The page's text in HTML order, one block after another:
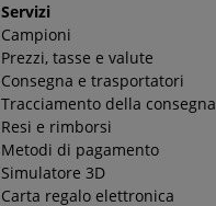
Servizi
Campioni
Prezzi, tasse e valute
Consegna e trasportatori
Tracciamento della consegna
Resi e rimborsi
Metodi di pagamento
Simulatore 3D
Carta regalo elettronica